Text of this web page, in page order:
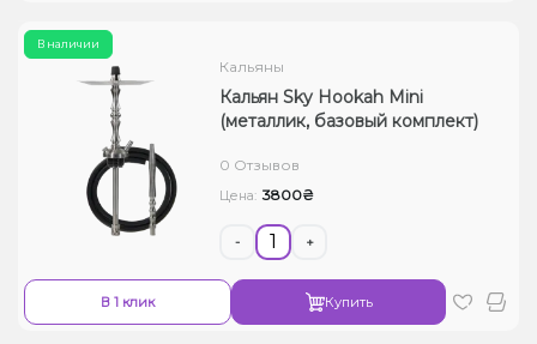
В наличии
Кальяны
Кальян Sky Hookah Mini
(металлик, базовый комплект)
0 Отзывов
Цена: 3800₴
- +
В 1 клик Купить